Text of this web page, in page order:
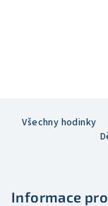
Všechny hodinky
Informace